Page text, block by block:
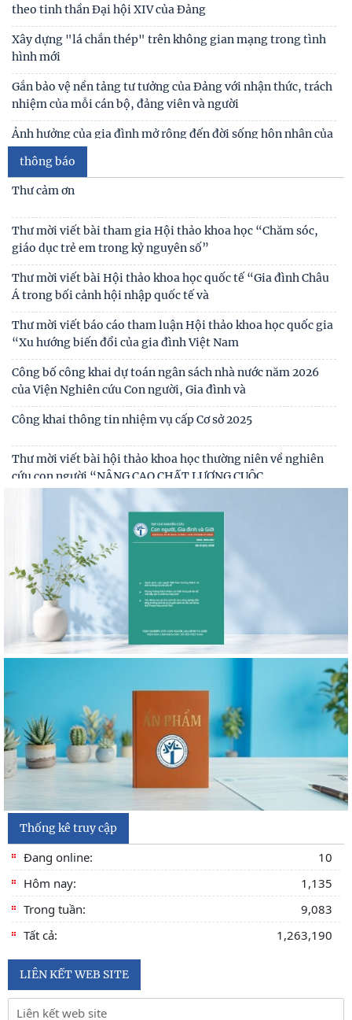
theo tinh thần Đại hội XIV của Đảng
Xây dựng "lá chắn thép" trên không gian mạng trong tình
hình mới
Gắn bảo vệ nền tảng tư tưởng của Đảng với nhận thức, trách
nhiệm của mỗi cán bộ, đảng viên và người
Ảnh hưởng của gia đình mở rộng đến đời sống hôn nhân của
vợ chồng trẻ ở Việt Nam
Giữ vững lời thề của người cộng sản - Vũ khí tự vệ vững chắc
trong đấu tranh chống chủ nghĩa cá nhân
Tự lực, tự cường - sức mạnh nội sinh trong kỷ nguyên phát
triển mới của dân tộc
Biến đổi chức năng kinh tế và giáo dục trong các gia đình có
người di cư lao động quốc tế
thông báo
Thư cảm ơn
Thư mời viết bài tham gia Hội thảo khoa học “Chăm sóc,
giáo dục trẻ em trong kỷ nguyên số”
Thư mời viết bài Hội thảo khoa học quốc tế “Gia đình Châu
Á trong bối cảnh hội nhập quốc tế và
Thư mời viết báo cáo tham luận Hội thảo khoa học quốc gia
“Xu hướng biến đổi của gia đình Việt Nam
Công bố công khai dự toán ngân sách nhà nước năm 2026
của Viện Nghiên cứu Con người, Gia đình và
Công khai thông tin nhiệm vụ cấp Cơ sở 2025
Thư mời viết bài hội thảo khoa học thường niên về nghiên
cứu con người “NÂNG CAO CHẤT LƯỢNG CUỘC
Thông báo triệu tập thí sinh đủ điều kiện, tiêu chuẩn, tham
gia sát hạch trình độ hiểu biết chung
Thông báo kết quả kiểm tra điều kiện, tiêu chuẩn, văn
bằng, chứng chỉ đối với thí sinh đăng ký dự
Thông báo 2773/TB-KHXH về Kết quả kiểm tra điều kiện,
tiêu chuẩn, văn bằng, chứng chỉ đối với thí
Thống kê truy cập
Đang online:
10
Hôm nay:
1,135
Trong tuần:
9,083
Tất cả:
1,263,190
LIÊN KẾT WEB SITE